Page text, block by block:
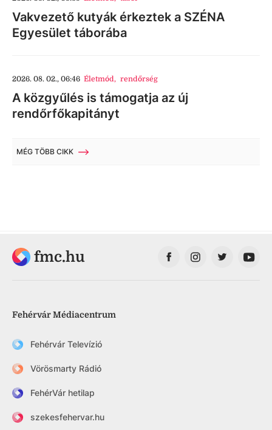
Vakvezető kutyák érkeztek a SZÉNA
Egyesület táborába
2026. 08. 02., 06:46 Életmód, rendőrség
A közgyűlés is támogatja az új
rendőrfőkapitányt
MÉG TÖBB CIKK
fmc.hu
Fehérvár Médiacentrum
Fehérvár Televízió
Vörösmarty Rádió
FehérVár hetilap
szekesfehervar.hu